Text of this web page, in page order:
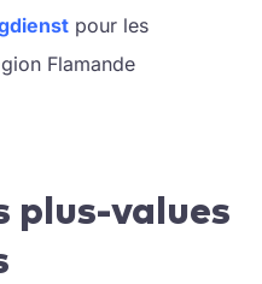
pour les
Flamande
plus-values